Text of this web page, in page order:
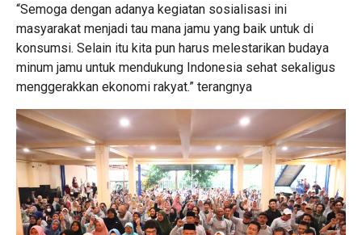
“Semoga dengan adanya kegiatan sosialisasi ini
masyarakat menjadi tau mana jamu yang baik untuk di
konsumsi. Selain itu kita pun harus melestarikan budaya
minum jamu untuk mendukung Indonesia sehat sekaligus
menggerakkan ekonomi rakyat.” terangnya